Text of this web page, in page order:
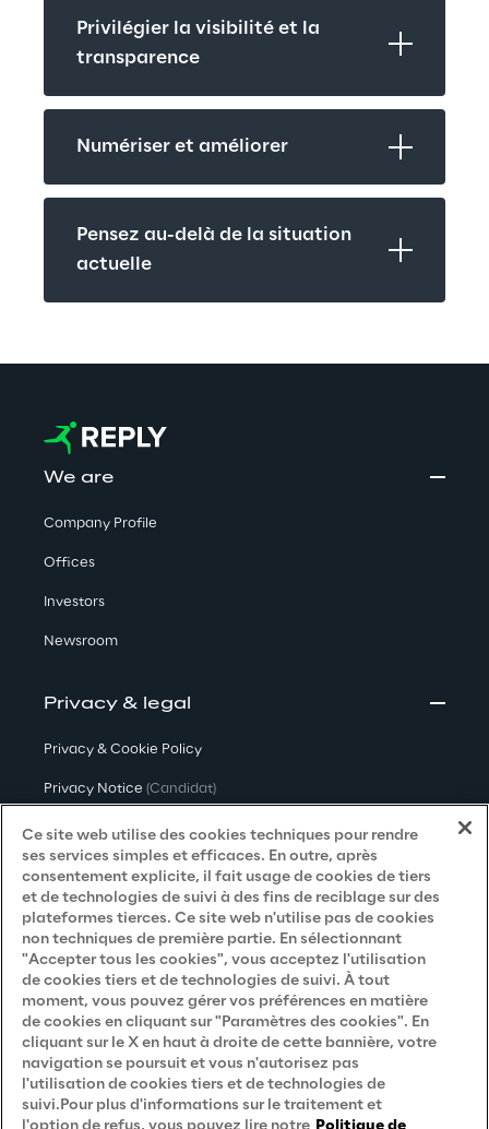
Privilégier la visibilité et la
transparence
Numériser et améliorer
Pensez au-delà de la situation
actuelle
We are
Company Profile
Offices
Investors
Newsroom
Privacy & legal
Privacy & Cookie Policy
Privacy Notice (Candidat)
Privacy Notice (Client)
Privacy Notice (Fournisseur)
Privacy Notice(Marketing)
Accessibility Statement
Careers
Contacts
Ce site web utilise des cookies techniques pour rendre
ses services simples et efficaces. En outre, après
consentement explicite, il fait usage de cookies de tiers
et de technologies de suivi à des fins de reciblage sur des
plateformes tierces. Ce site web n'utilise pas de cookies
non techniques de première partie. En sélectionnant
"Accepter tous les cookies", vous acceptez l'utilisation
de cookies tiers et de technologies de suivi. À tout
moment, vous pouvez gérer vos préférences en matière
de cookies en cliquant sur "Paramètres des cookies". En
cliquant sur le X en haut à droite de cette bannière, votre
navigation se poursuit et vous n'autorisez pas
l'utilisation de cookies tiers et de technologies de
suivi.Pour plus d'informations sur le traitement et